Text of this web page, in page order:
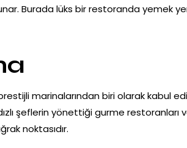
Burada lüks bir restoranda yemek
marinalarından biri olarak kabul
şeflerin yönettiği gurme restoranları
noktasıdır.